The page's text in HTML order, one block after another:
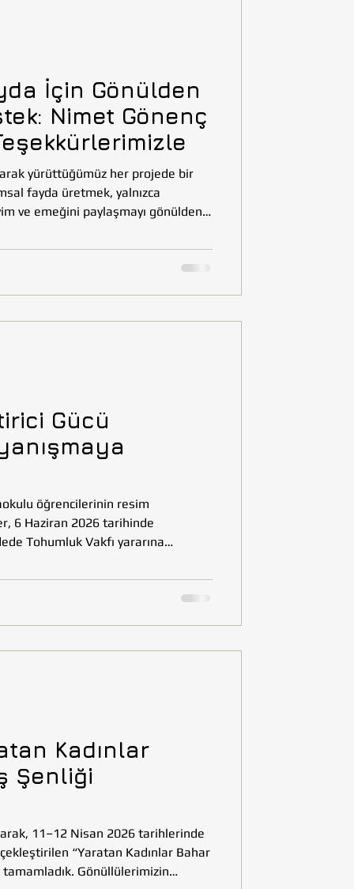
İçin Gönülden
Nimet Gönenç
yürüttüğümüz her projede bir
fayda üretmek, yalnızca
ve emeğini paylaşmayı gönülden
Fotoğrafçılık Atölyeleri de
biri oldu. Proje kapsamında
Gücü
öğrencilerinin resim
6 Haziran 2026 tarihinde
Tohumluk Vakfı yararına
akran dayanışmasını
üretmek amacıyla açık artırmaya
Kadınlar
Şenliği
11–12 Nisan 2026 tarihlerinde
“Yaratan Kadınlar Bahar
tamamladık. Gönüllülerimizin